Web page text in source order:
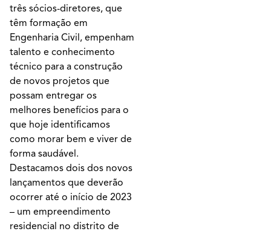
três sócios-diretores, que
têm formação em
Engenharia Civil, empenham
talento e conhecimento
técnico para a construção
de novos projetos que
possam entregar os
melhores benefícios para o
que hoje identificamos
como morar bem e viver de
forma saudável.
Destacamos dois dos novos
lançamentos que deverão
ocorrer até o início de 2023
– um empreendimento
residencial no distrito de